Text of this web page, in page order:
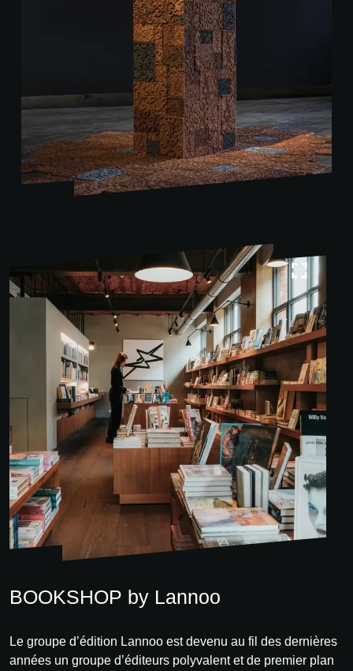
BOOKSHOP by Lannoo
Le groupe d’édition Lannoo est devenu au fil des dernières
années un groupe d’éditeurs polyvalent et de premier plan